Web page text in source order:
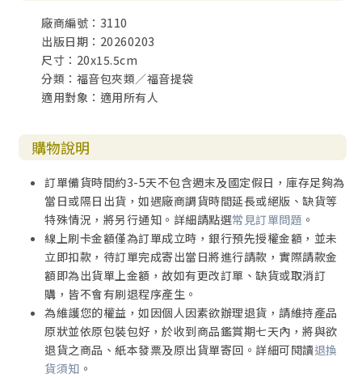
廠商編號：3110
出版日期：20260203
尺寸：20x15.5cm
分類：福音包夾類／福音提袋
適用對象：適用所有人
購物說明
訂單備貨時間約3-5天不包含週末及國定假日，庫存足夠為
當日或隔日出貨，如遇廠商調貨時間延長或絕版、缺貨等
特殊情況，將另行通知。詳細請點選常見訂單問題 。
線上刷卡金額僅為訂單成立時，銀行預先授權金額，並未
立即扣款，待訂單完成寄出當日將進行請款，實際請款金
額即為出貨單上金額，故如有更改訂單、缺貨或取消訂
購，皆不會有刷退程序產生。
為維護您的權益，如因個人因素欲辦理退貨，請維持產品
原狀並依原包裝包好，於收到商品鑑賞期七天內，將與欲
退貨之商品、紙本發票及原出貨單寄回。詳細可閱讀退換
貨須知 。